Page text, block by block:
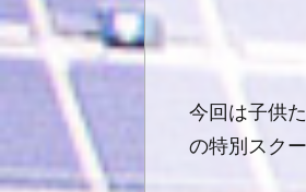
今回は子供
の特別スク